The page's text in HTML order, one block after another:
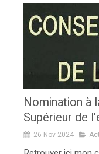
Nomination à
Supérieur de
26 Nov 2024